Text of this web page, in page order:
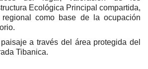
Ecológica Principal compartida,
como base de la ocupación
a través del área protegida del
Tibanica.